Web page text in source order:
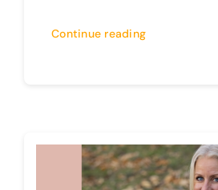
Continue reading